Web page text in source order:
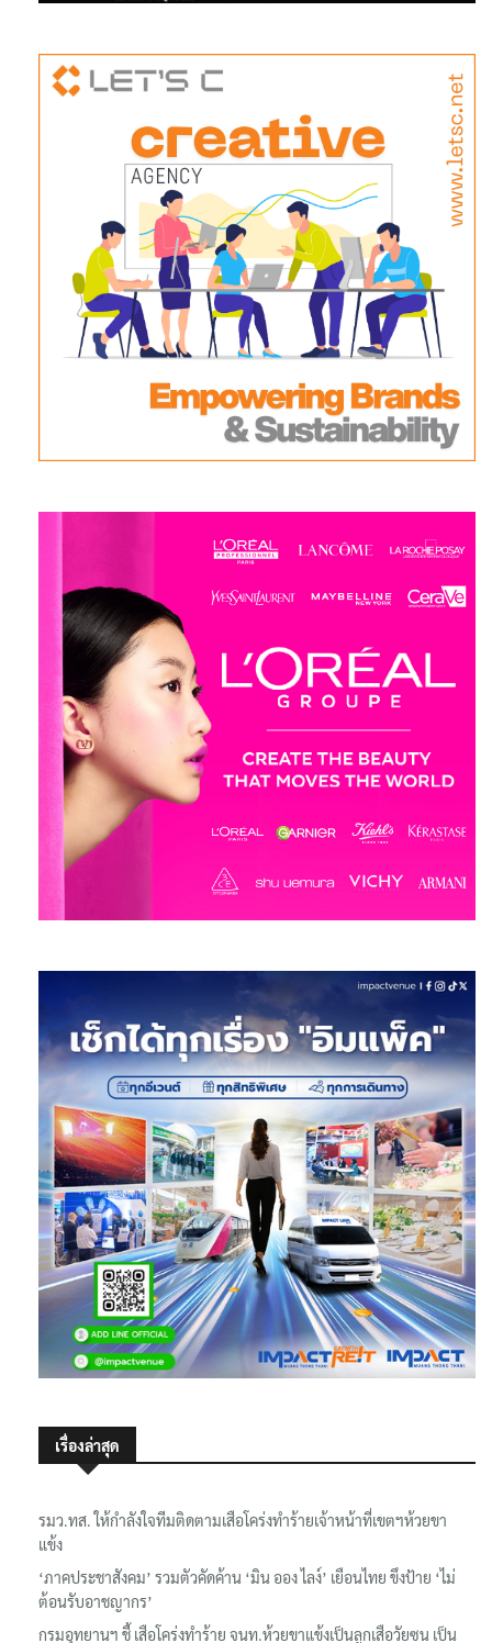
เรื่องล่าสุด
รมว.ทส. ให้กำลังใจทีมติดตามเสือโคร่งทำร้ายเจ้าหน้าที่เขตฯห้วยขา
แข้ง
‘ภาคประชาสังคม’ รวมตัวคัดค้าน ‘มิน ออง ไลง์’ เยือนไทย ขึงป้าย ‘ไม่
ต้อนรับอาชญากร’
กรมอุทยานฯ ชี้ เสือโคร่งทำร้าย จนท.ห้วยขาแข้งเป็นลูกเสือวัยซน เป็น